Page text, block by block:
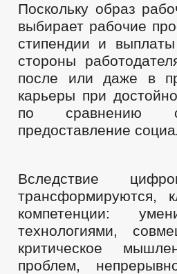
Поскольку образ
выбирает рабочие
стипендии и
стороны
после или даже в
карьеры при
по сравнению с
предоставление
Вследствие
трансформируются,
компетенции:
технологиями,
критическое
проблем,